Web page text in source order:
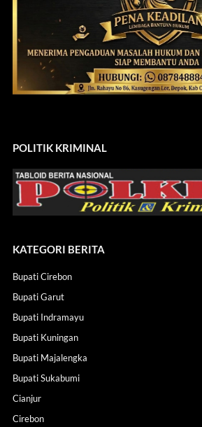
POLITIK KRIMINAL
KATEGORI BERITA
Bupati Cirebon
Bupati Garut
Bupati Indramayu
Bupati Kuningan
Bupati Majalengka
Bupati Sukabumi
Cianjur
Cirebon